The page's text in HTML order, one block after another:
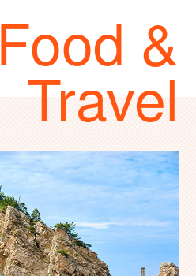
Food &
Travel